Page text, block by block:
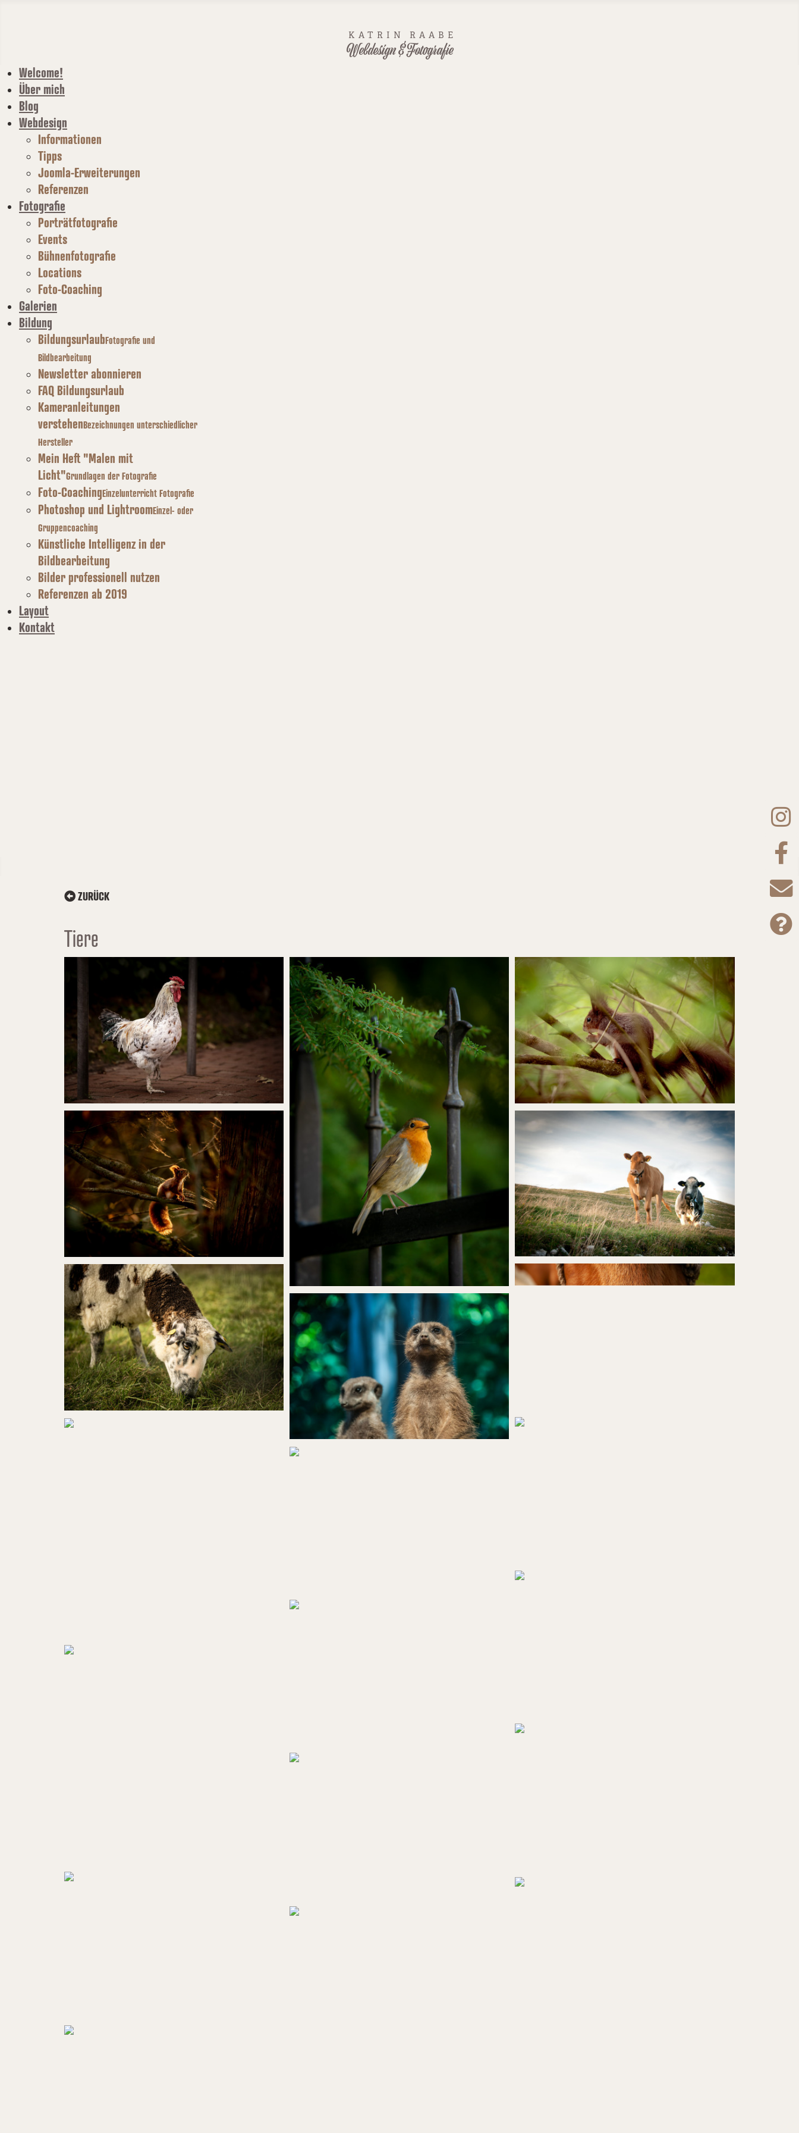
KATRIN RAABE
Webdesign & Fotografie
Welcome!
Über mich
Blog
Webdesign
Informationen
Tipps
Joomla-Erweiterungen
Referenzen
Fotografie
Porträtfotografie
Events
Bühnenfotografie
Locations
Foto-Coaching
Galerien
Bildung
BildungsurlaubFotografie und
Bildbearbeitung
Newsletter abonnieren
FAQ Bildungsurlaub
Kameranleitungen
verstehenBezeichnungen unterschiedlicher
Hersteller
Mein Heft "Malen mit
Licht"Grundlagen der Fotografie
Foto-CoachingEinzelunterricht Fotografie
Photoshop und LightroomEinzel- oder
Gruppencoaching
Künstliche Intelligenz in der
Bildbearbeitung
Bilder professionell nutzen
Referenzen ab 2019
Layout
Kontakt
ZURÜCK
Tiere